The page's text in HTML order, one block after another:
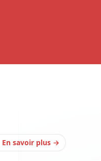
En savoir plus →